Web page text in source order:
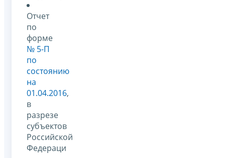
Отчет
по
форме
№ 5-П
по
состоянию
на
01.04.2016,
в
разрезе
субъектов
Российской
Федераци